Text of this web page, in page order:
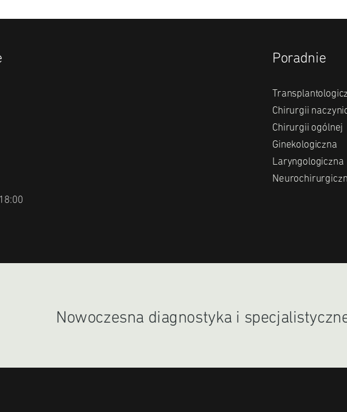
Poradnie
Chirurgii
Chirurgii ogólnej
Ginekologiczna
Laryngologiczna
Nowoczesna diagnostyka i